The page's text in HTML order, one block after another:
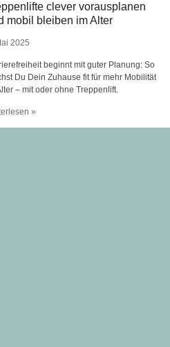
clever vorausplanen
mobil bleiben im Alter
2025
beginnt mit guter Planung: So
Du Dein Zuhause fit für mehr Mobilität
– mit oder ohne Treppenlift.
»